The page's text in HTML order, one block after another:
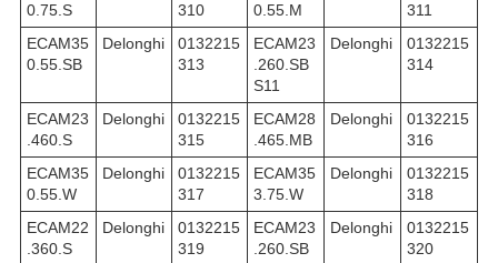
0.75.S
310
0.55.M
311
ECAM35
0.55.SB
Delonghi
0132215
313
ECAM23
.260.SB
S11
Delonghi
0132215
314
ECAM23
.460.S
Delonghi
0132215
315
ECAM28
.465.MB
Delonghi
0132215
316
ECAM35
0.55.W
Delonghi
0132215
317
ECAM35
3.75.W
Delonghi
0132215
318
ECAM22
.360.S
Delonghi
0132215
319
ECAM23
.260.SB
Delonghi
0132215
320